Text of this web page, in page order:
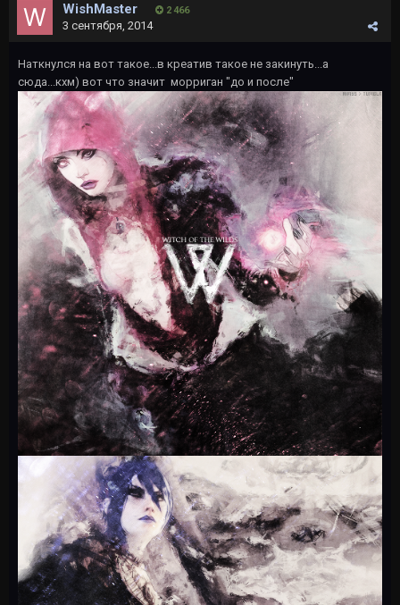
WishMaster 2 466
3 сентября, 2014
Наткнулся на вот такое...в креатив такое не закинуть...а
сюда...кхм) вот что значит морриган "до и после"